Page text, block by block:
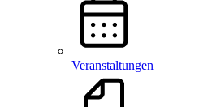
Veranstaltungen